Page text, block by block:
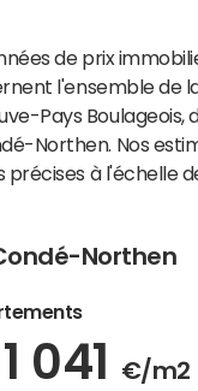
de prix
l'ensemble de
Pays Boulageois,
Northen. Nos
précises à l'échelle
Northen
1 041 €/m2